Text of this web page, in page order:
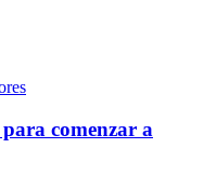
comenzar a